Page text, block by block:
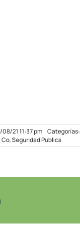
21 11:37 pm Categorías:
Co,Seguridad Publica